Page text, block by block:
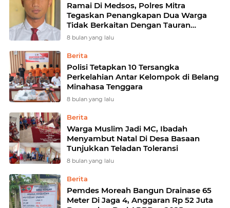
Ramai Di Medsos, Polres Mitra
Tegaskan Penangkapan Dua Warga
Tidak Berkaitan Dengan Tauran
Watuliney
8 bulan yang lalu
Berita
Polisi Tetapkan 10 Tersangka
Perkelahian Antar Kelompok di Belang
Minahasa Tenggara
8 bulan yang lalu
Berita
Warga Muslim Jadi MC, Ibadah
Menyambut Natal Di Desa Basaan
Tunjukkan Teladan Toleransi
8 bulan yang lalu
Berita
Pemdes Moreah Bangun Drainase 65
Meter Di Jaga 4, Anggaran Rp 52 Juta